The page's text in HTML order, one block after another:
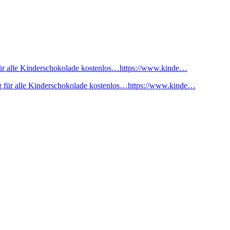
alle Kinderschokolade kostenlos…https://www.kinde…
für alle Kinderschokolade kostenlos…https://www.kinde…